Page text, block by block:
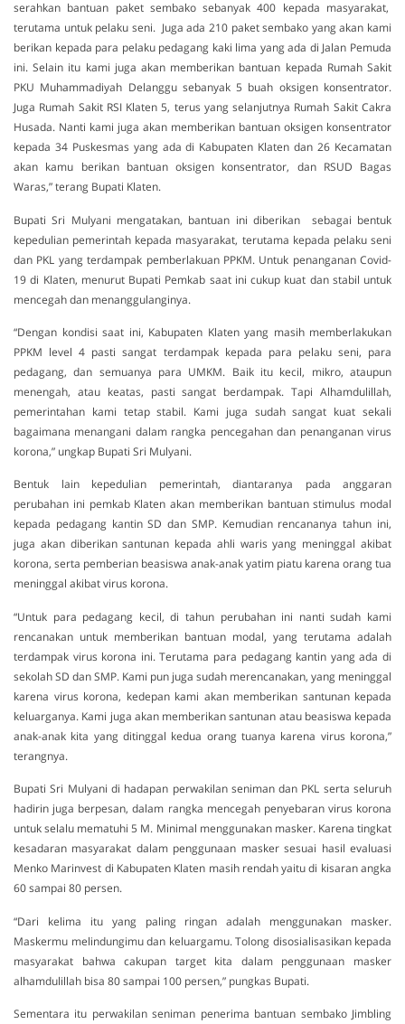
serahkan bantuan paket sembako sebanyak 400 kepada masyarakat,
terutama untuk pelaku seni. Juga ada 210 paket sembako yang akan kami
berikan kepada para pelaku pedagang kaki lima yang ada di Jalan Pemuda
ini. Selain itu kami juga akan memberikan bantuan kepada Rumah Sakit
PKU Muhammadiyah Delanggu sebanyak 5 buah oksigen konsentrator.
Juga Rumah Sakit RSI Klaten 5, terus yang selanjutnya Rumah Sakit Cakra
Husada. Nanti kami juga akan memberikan bantuan oksigen konsentrator
kepada 34 Puskesmas yang ada di Kabupaten Klaten dan 26 Kecamatan
akan kamu berikan bantuan oksigen konsentrator, dan RSUD Bagas
Waras,” terang Bupati Klaten.
Bupati Sri Mulyani mengatakan, bantuan ini diberikan sebagai bentuk
kepedulian pemerintah kepada masyarakat, terutama kepada pelaku seni
dan PKL yang terdampak pemberlakuan PPKM. Untuk penanganan Covid-
19 di Klaten, menurut Bupati Pemkab saat ini cukup kuat dan stabil untuk
mencegah dan menanggulanginya.
“Dengan kondisi saat ini, Kabupaten Klaten yang masih memberlakukan
PPKM level 4 pasti sangat terdampak kepada para pelaku seni, para
pedagang, dan semuanya para UMKM. Baik itu kecil, mikro, ataupun
menengah, atau keatas, pasti sangat berdampak. Tapi Alhamdulillah,
pemerintahan kami tetap stabil. Kami juga sudah sangat kuat sekali
bagaimana menangani dalam rangka pencegahan dan penanganan virus
korona,” ungkap Bupati Sri Mulyani.
Bentuk lain kepedulian pemerintah, diantaranya pada anggaran
perubahan ini pemkab Klaten akan memberikan bantuan stimulus modal
kepada pedagang kantin SD dan SMP. Kemudian rencananya tahun ini,
juga akan diberikan santunan kepada ahli waris yang meninggal akibat
korona, serta pemberian beasiswa anak-anak yatim piatu karena orang tua
meninggal akibat virus korona.
“Untuk para pedagang kecil, di tahun perubahan ini nanti sudah kami
rencanakan untuk memberikan bantuan modal, yang terutama adalah
terdampak virus korona ini. Terutama para pedagang kantin yang ada di
sekolah SD dan SMP. Kami pun juga sudah merencanakan, yang meninggal
karena virus korona, kedepan kami akan memberikan santunan kepada
keluarganya. Kami juga akan memberikan santunan atau beasiswa kepada
anak-anak kita yang ditinggal kedua orang tuanya karena virus korona,”
terangnya.
Bupati Sri Mulyani di hadapan perwakilan seniman dan PKL serta seluruh
hadirin juga berpesan, dalam rangka mencegah penyebaran virus korona
untuk selalu mematuhi 5 M. Minimal menggunakan masker. Karena tingkat
kesadaran masyarakat dalam penggunaan masker sesuai hasil evaluasi
Menko Marinvest di Kabupaten Klaten masih rendah yaitu di kisaran angka
60 sampai 80 persen.
“Dari kelima itu yang paling ringan adalah menggunakan masker.
Maskermu melindungimu dan keluargamu. Tolong disosialisasikan kepada
masyarakat bahwa cakupan target kita dalam penggunaan masker
alhamdulillah bisa 80 sampai 100 persen,” pungkas Bupati.
Sementara itu perwakilan seniman penerima bantuan sembako Jimbling